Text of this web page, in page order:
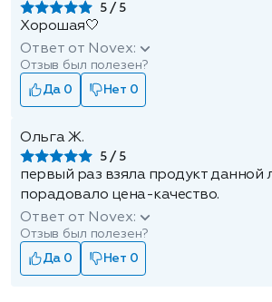
5
Хорошая🤍
Ответ от Novex:
Отзыв был полезен?
Да 0
Нет 0
Ольга Ж.
5
первый раз взяла продукт данной
порадовало цена-качество.
Ответ от Novex:
Отзыв был полезен?
Да 0
Нет 0